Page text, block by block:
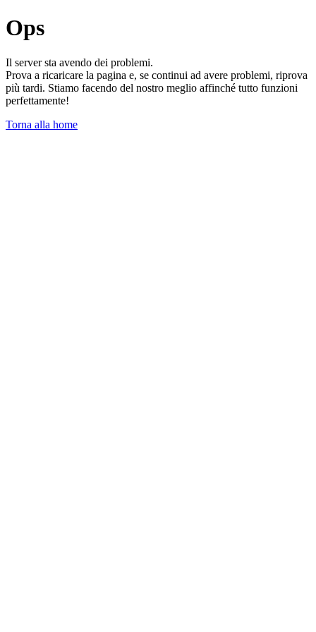
Ops
Il server sta avendo dei problemi.
Prova a ricaricare la pagina e, se continui ad avere problemi, riprova
più tardi. Stiamo facendo del nostro meglio affinché tutto funzioni
perfettamente!
Torna alla home